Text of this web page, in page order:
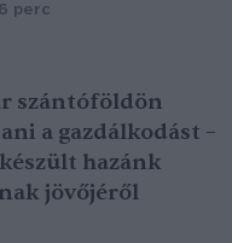
6 perc
szántóföldön
a gazdálkodást –
hazánk
jövőjéről